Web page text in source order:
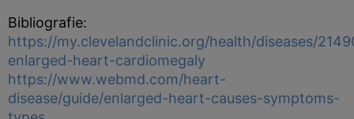
Bibliografie:
https://my.clevelandclinic.org/health/diseases/
enlarged-heart-cardiomegaly
https://www.webmd.com/heart-
disease/guide/enlarged-heart-causes-symptoms-